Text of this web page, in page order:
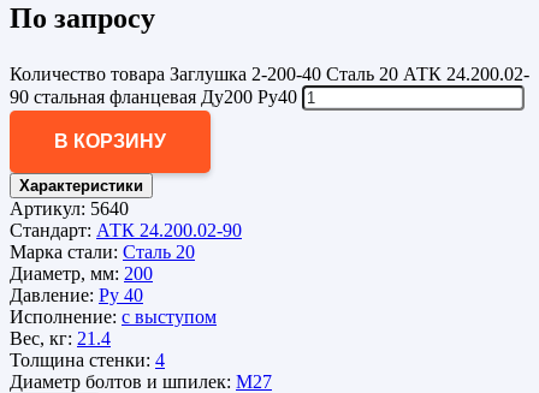
По запросу
Количество товара Заглушка 2-200-40 Сталь 20 АТК 24.200.02-
90 стальная фланцевая Ду200 Ру40
В КОРЗИНУ
Характеристики
Артикул: 5640
Стандарт: АТК 24.200.02-90
Марка стали: Сталь 20
Диаметр, мм: 200
Давление: Ру 40
Исполнение: с выступом
Вес, кг: 21.4
Толщина стенки: 4
Диаметр болтов и шпилек: М27